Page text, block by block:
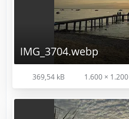
IMG_3704.webp
369,54 kB 1.600 × 1.200